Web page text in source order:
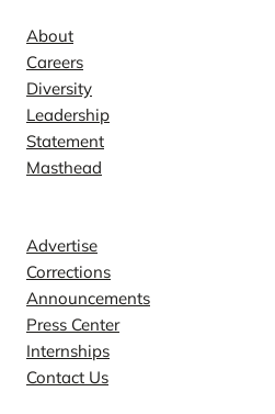
About
Careers
Diversity
Leadership
Statement
Masthead
Advertise
Corrections
Announcements
Press Center
Internships
Contact Us